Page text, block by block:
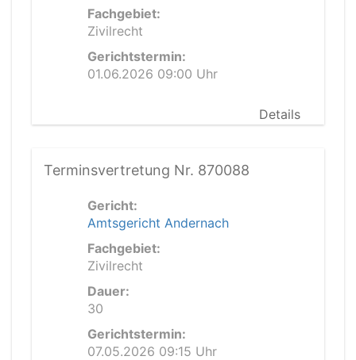
Fachgebiet:
Zivilrecht
Gerichtstermin:
01.06.2026 09:00 Uhr
Details
Terminsvertretung Nr. 870088
Gericht:
Amtsgericht Andernach
Fachgebiet:
Zivilrecht
Dauer:
30
Gerichtstermin:
07.05.2026 09:15 Uhr